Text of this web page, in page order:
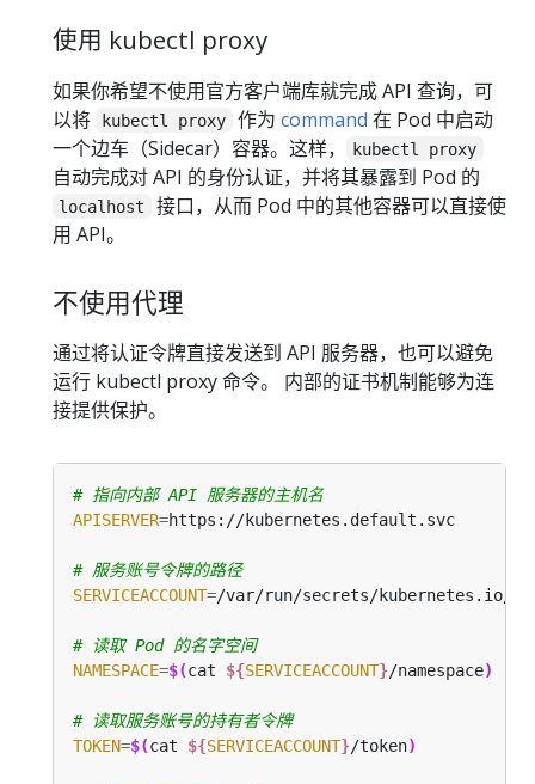
使用 kubectl proxy
如果你希望不使用官方客户端库就完成 API 查询，可
以将
kubectl proxy 作为 command 在 Pod 中启动
一个边车（Sidecar）容器。这样，
kubectl proxy
自动完成对 API 的身份认证，并将其暴露到 Pod 的
localhost
接口，从而 Pod 中的其他容器可以直接使
用 API。
不使用代理
通过将认证令牌直接发送到 API 服务器，也可以避免
运行 kubectl proxy 命令。 内部的证书机制能够为连
接提供保护。
# 指向内部 API 服务器的主机名
APISERVER=
# 服务账号令牌的路径
SERVICEACCOUNT=
# 读取 Pod 的名字空间
NAMESPACE=$(cat ${SERVICEACCOUNT}/namespace)
# 读取服务账号的持有者令牌
TOKEN=$(cat ${SERVICEACCOUNT}/token)